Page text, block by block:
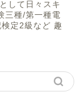
して日々スキ
三種/第一種電
定2級など 趣